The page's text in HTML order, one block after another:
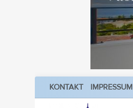
KONTAKT IMPRESSUM